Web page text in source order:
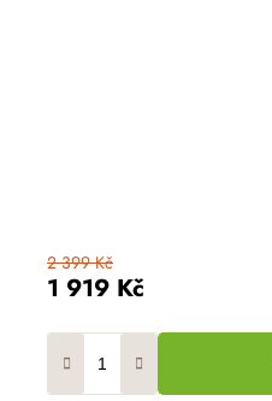
1 919 Kč
2 399 Kč